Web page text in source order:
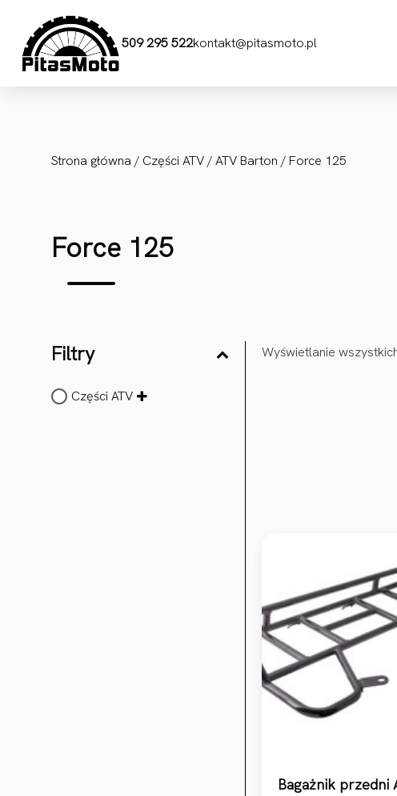
509 295 522kontakt@pitasmoto.pl
Strona główna / Części ATV/ATV Barton / Force 125
Force 125
Filtry
Części ATV
Wyświetlanie
Bagażnik przedni